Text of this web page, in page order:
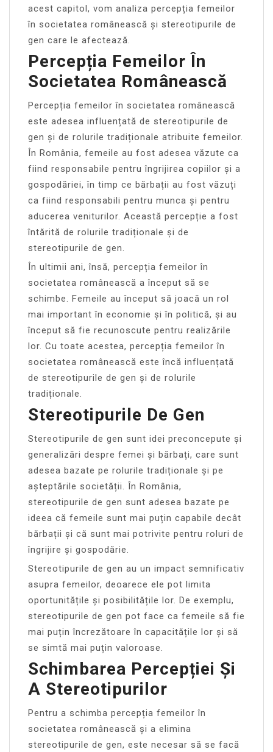
acest capitol, vom analiza percepția femeilor
în societatea românească și stereotipurile de
gen care le afectează.
Percepția Femeilor În
Societatea Românească
Percepția femeilor în societatea românească
este adesea influențată de stereotipurile de
gen și de rolurile tradiționale atribuite femeilor.
În România, femeile au fost adesea văzute ca
fiind responsabile pentru îngrijirea copiilor și a
gospodăriei, în timp ce bărbații au fost văzuți
ca fiind responsabili pentru munca și pentru
aducerea veniturilor. Această percepție a fost
întărită de rolurile tradiționale și de
stereotipurile de gen.
În ultimii ani, însă, percepția femeilor în
societatea românească a început să se
schimbe. Femeile au început să joacă un rol
mai important în economie și în politică, și au
început să fie recunoscute pentru realizările
lor. Cu toate acestea, percepția femeilor în
societatea românească este încă influențată
de stereotipurile de gen și de rolurile
tradiționale.
Stereotipurile De Gen
Stereotipurile de gen sunt idei preconcepute și
generalizări despre femei și bărbați, care sunt
adesea bazate pe rolurile tradiționale și pe
așteptările societății. În România,
stereotipurile de gen sunt adesea bazate pe
ideea că femeile sunt mai puțin capabile decât
bărbații și că sunt mai potrivite pentru roluri de
îngrijire și gospodărie.
Stereotipurile de gen au un impact semnificativ
asupra femeilor, deoarece ele pot limita
oportunitățile și posibilitățile lor. De exemplu,
stereotipurile de gen pot face ca femeile să fie
mai puțin încrezătoare în capacitățile lor și să
se simtă mai puțin valoroase.
Schimbarea Percepției Și
A Stereotipurilor
Pentru a schimba percepția femeilor în
societatea românească și a elimina
stereotipurile de gen, este necesar să se facă